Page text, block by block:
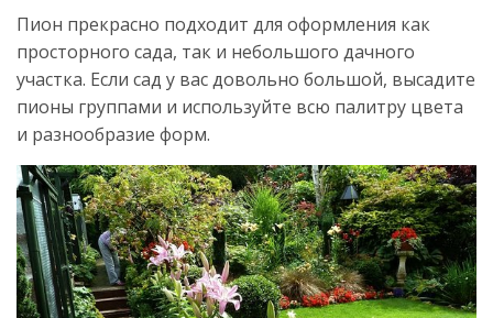
Пион прекрасно подходит для оформления как
просторного сада, так и небольшого дачного
участка. Если сад у вас довольно большой, высадите
пионы группами и используйте всю палитру цвета
и разнообразие форм.